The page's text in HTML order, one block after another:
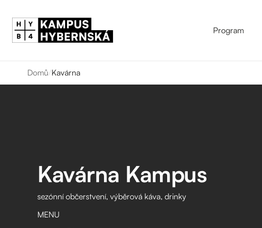
Program
Domů/Kavárna
Kavárna Kampus
sezónní občerstvení, výběrová káva, drinky
MENU